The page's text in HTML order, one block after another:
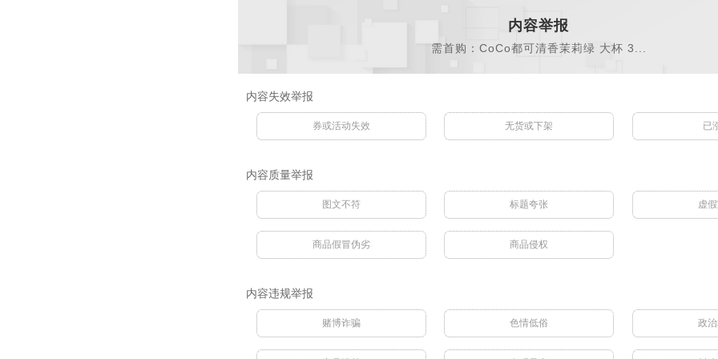
内容举报
需首购：CoCo都可清香茉莉绿 大杯 3...
内容失效举报
券或活动失效 无货或下架 已
内容质量举报
图文不符 标题夸张 虚
商品假冒伪劣 商品侵权
内容违规举报
赌博诈骗 色情低俗 政